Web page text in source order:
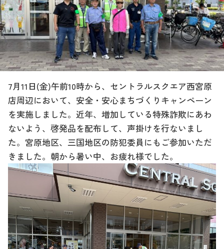
7月11日(金)午前10時から、セントラルスクエア西宮原
店周辺において、安全・安心まちづくりキャンペーン
を実施しました。近年、増加している特殊詐欺にあわ
ないよう、啓発品を配布して、声掛けを行ないまし
た。宮原地区、三国地区の防犯委員にもご参加いただ
きました。朝から暑い中、お疲れ様でした。